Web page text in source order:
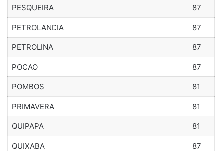
PESQUEIRA 87
PETROLANDIA 87
PETROLINA 87
POCAO 87
POMBOS 81
PRIMAVERA 81
QUIPAPA 81
QUIXABA 87